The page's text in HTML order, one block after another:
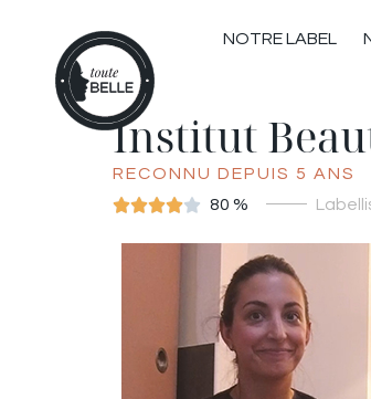
NOTRE LABEL
Institut
RECONNU DEPUIS 5 ANS
 80 %